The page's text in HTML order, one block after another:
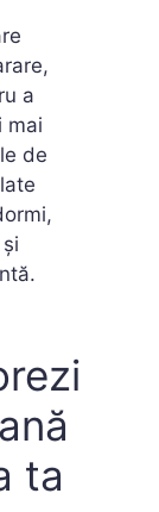
a
mai
de
ta